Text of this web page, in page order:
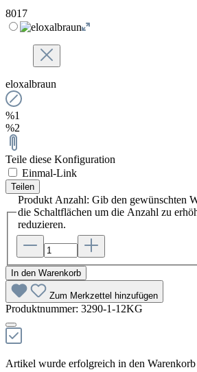
8017
eloxalbraun
%1
%2
Teile diese Konfiguration
Einmal-Link
Teilen
Produkt Anzahl: Gib den gewünschten
die Schaltflächen um die Anzahl zu
reduzieren.
In den Warenkorb
Zum Merkzettel hinzufügen
Produktnummer: 3290-1-12KG
Artikel wurde erfolgreich in den Warenkorb